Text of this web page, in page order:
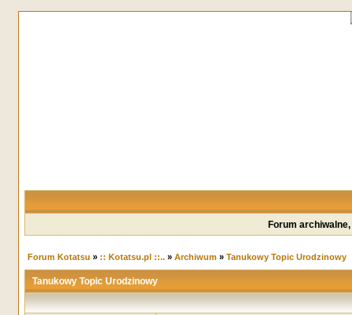
Forum
Forum Kotatsu » :: Kotatsu.pl ::..» Archiwum» Tanukowy Topic Urodzinowy
Tanukowy Topic Urodzinowy